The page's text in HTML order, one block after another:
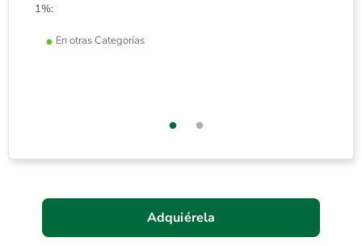
1%:
En otras Categorías
Adquiérela